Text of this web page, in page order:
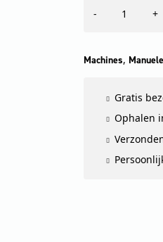
-
korte
schurend,
+
Machines,
Gratis
Ophalen